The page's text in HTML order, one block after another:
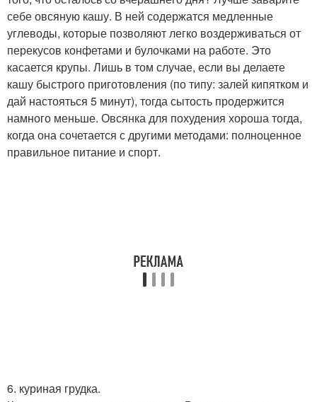
себе овсяную кашу. В ней содержатся медленные
углеводы, которые позволяют легко воздерживаться от
перекусов конфетами и булочками на работе. Это
касается крупы. Лишь в том случае, если вы делаете
кашу быстрого приготовления (по типу: залей кипятком и
дай настояться 5 минут), тогда сытость продержится
намного меньше. Овсянка для похудения хороша тогда,
когда она сочетается с другими методами: полноценное
правильное питание и спорт.
6. куриная грудка.